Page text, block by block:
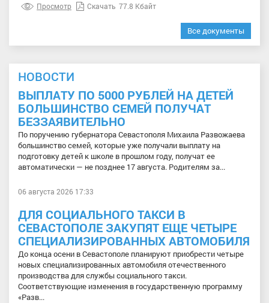
Просмотр Скачать 77.8 Кбайт
Все документы
НОВОСТИ
ВЫПЛАТУ ПО 5000 РУБЛЕЙ НА ДЕТЕЙ
БОЛЬШИНСТВО СЕМЕЙ ПОЛУЧАТ
БЕЗЗАЯВИТЕЛЬНО
По поручению губернатора Севастополя Михаила Развожаева
большинство семей, которые уже получали выплату на
подготовку детей к школе в прошлом году, получат ее
автоматически — не позднее 17 августа. Родителям за...
06 августа 2026 17:33
ДЛЯ СОЦИАЛЬНОГО ТАКСИ В
СЕВАСТОПОЛЕ ЗАКУПЯТ ЕЩЕ ЧЕТЫРЕ
СПЕЦИАЛИЗИРОВАННЫХ АВТОМОБИЛЯ
До конца осени в Севастополе планируют приобрести четыре
новых специализированных автомобиля отечественного
производства для службы социального такси.
Соответствующие изменения в государственную программу
«Разв...